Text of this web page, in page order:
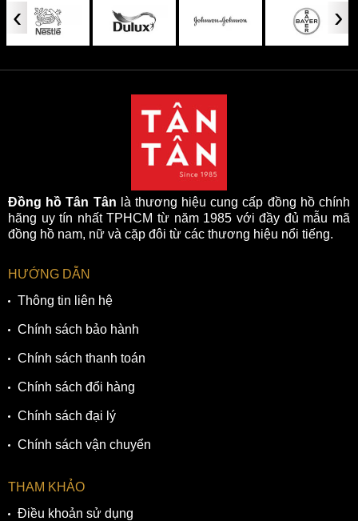
‹ ›
Đồng hồ Tân Tân là thương hiệu cung cấp đồng hồ chính
hãng uy tín nhất TPHCM từ năm 1985 với đầy đủ mẫu mã
đồng hồ nam, nữ và cặp đôi từ các thương hiệu nổi tiếng.
HƯỚNG DẪN
Thông tin liên hệ
Chính sách bảo hành
Chính sách thanh toán
Chính sách đổi hàng
Chính sách đại lý
Chính sách vận chuyển
THAM KHẢO
Điều khoản sử dụng